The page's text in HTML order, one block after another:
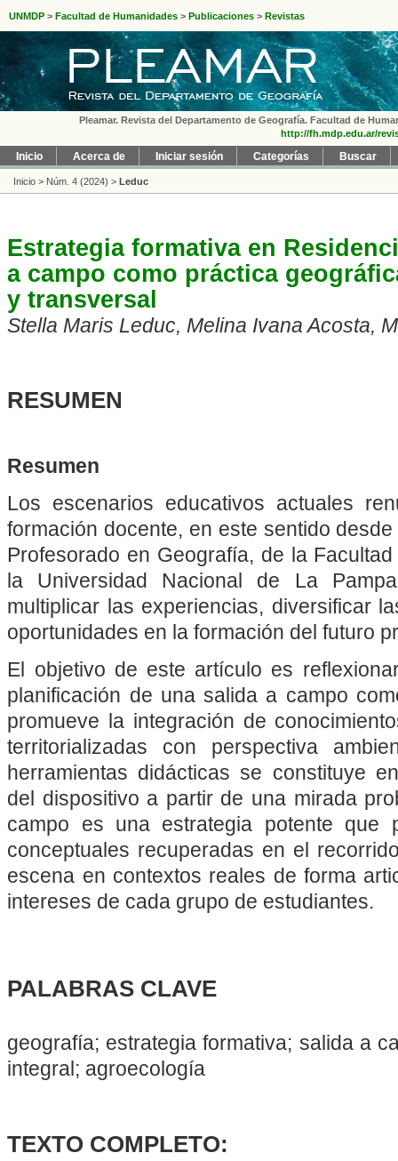
UNMDP > Facultad de Humanidades > Publicaciones > Revistas
Pleamar. Revista del Departamento de Geografía. Facultad de
http://fh.mdp.edu.ar/
Inicio Acerca de Iniciar sesión Categorías Buscar
Inicio > Núm. 4 (2024) > Leduc
Estrategia formativa en
a campo como práctica
y transversal
Stella Maris Leduc, Melina Ivana Acosta,
RESUMEN
Resumen
Los escenarios educativos actuales
formación docente, en este sentido
Profesorado en Geografía, de la
la Universidad Nacional de La
multiplicar las experiencias, diversificar
oportunidades en la formación del futuro
El objetivo de este artículo es
planificación de una salida a campo
promueve la integración de
territorializadas con perspectiva
herramientas didácticas se constituye
del dispositivo a partir de una mirada
campo es una estrategia potente que
conceptuales recuperadas en el
escena en contextos reales de forma
intereses de cada grupo de estudiantes.
PALABRAS CLAVE
geografía; estrategia formativa; salida a
integral; agroecología
TEXTO COMPLETO: